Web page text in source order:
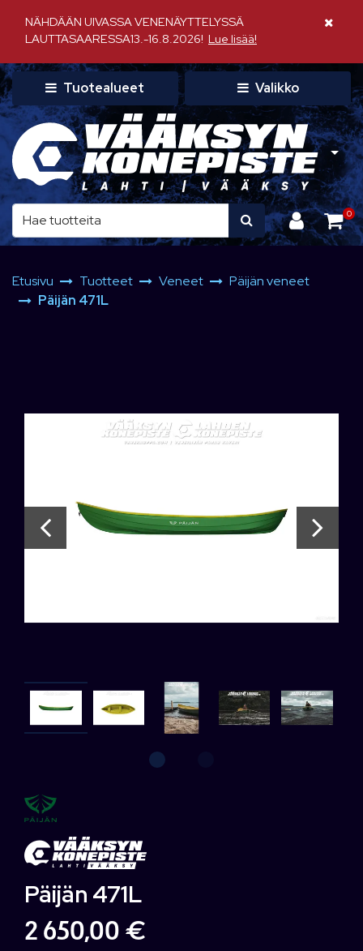
NÄHDÄÄN UIVASSA VENENÄYTTELYSSÄ
LAUTTASAARESSA13.-16.8.2026! Lue lisää!
Sulje
Tuotealueet Valikko
0
Etusivu Tuotteet Veneet
Päijän veneet
Päijän 471L
Päijän 471L
2 650,00 €